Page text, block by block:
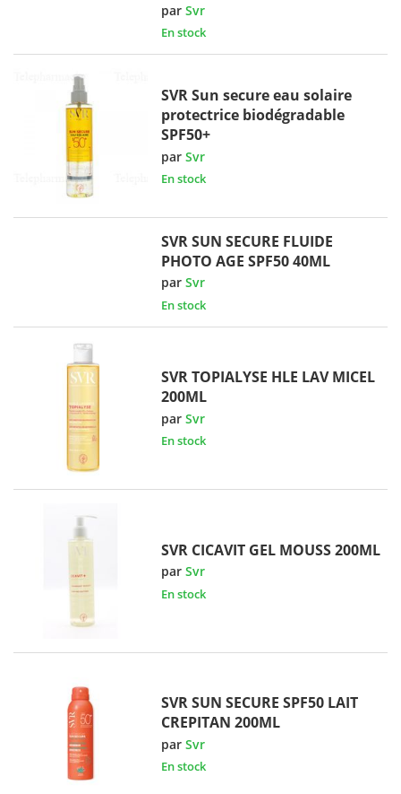
parSvr
En stock
SVR Sun secure eau solaire
protectrice biodégradable
SPF50+
parSvr
En stock
SVR SUN SECURE FLUIDE
PHOTO AGE SPF50 40ML
parSvr
En stock
SVR TOPIALYSE HLE LAV MICEL
200ML
parSvr
En stock
SVR CICAVIT GEL MOUSS 200ML
parSvr
En stock
SVR SUN SECURE SPF50 LAIT
CREPITAN 200ML
parSvr
En stock